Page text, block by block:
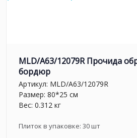
MLD/A63/12079R Прочида
бордюр
Артикул: MLD/A63/12079R
Размер: 80*25 см
Вес: 0.312 кг
Плиток в упаковке: 30шт